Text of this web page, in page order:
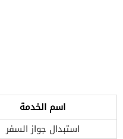
اسم الخدمة
استبدال جواز السفر